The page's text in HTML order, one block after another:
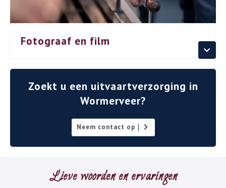
Fotograaf en film
Zoekt u een uitvaartverzorging in
Wormerveer?
Neem contact op
Lieve woorden en ervaringen